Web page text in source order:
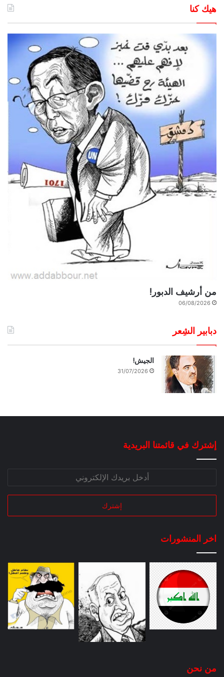
هيك كنا
من أرشيف الدبور!
06/08/2026
دبابير الشِعر
الجيش!
31/07/2026
إشترك في قائمتنا البريدية
اخر المنشورات
من نحن